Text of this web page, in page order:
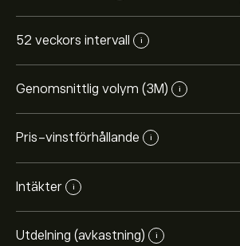
52 veckors intervall i
Genomsnittlig volym (3M) i
Pris-vinstförhållande i
Intäkter i
Utdelning (avkastning) i
Aktiekursen live för DOCN är 124.15‎$‎.